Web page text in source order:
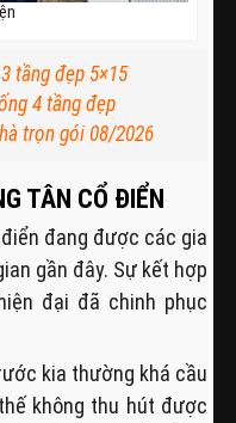
tầng đẹp 5×15
4 tầng đẹp
trọn gói 08/2026
TÂN CỔ ĐIỂN
đang được các gia
gần đây. Sự kết hợp
đại đã chinh phục
kia thường khá cầu
không thu hút được